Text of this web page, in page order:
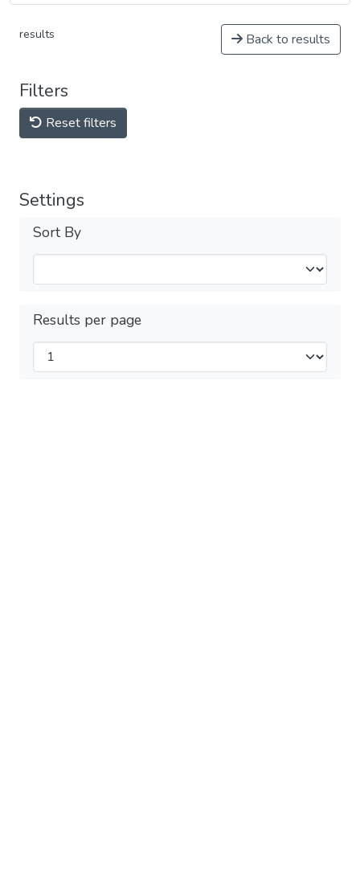
results Back to results
Filters
Reset filters
Settings
Sort By
Results per page